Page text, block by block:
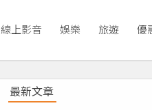
線上影音 娛樂 旅遊 優
最新文章